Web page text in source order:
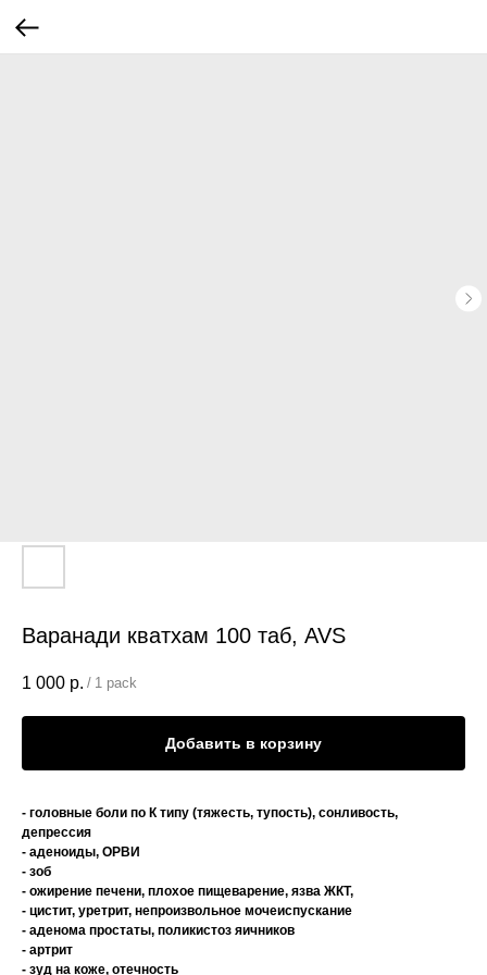
Варанади кватхам 100 таб, AVS
1 000 р. / 1 pack
Добавить в корзину
- головные боли по К типу (тяжесть, тупость), сонливость,
депрессия
- аденоиды, ОРВИ
- зоб
- ожирение печени, плохое пищеварение, язва ЖКТ,
- цистит, уретрит, непроизвольное мочеиспускание
- аденома простаты, поликистоз яичников
- артрит
- зуд на коже, отечность